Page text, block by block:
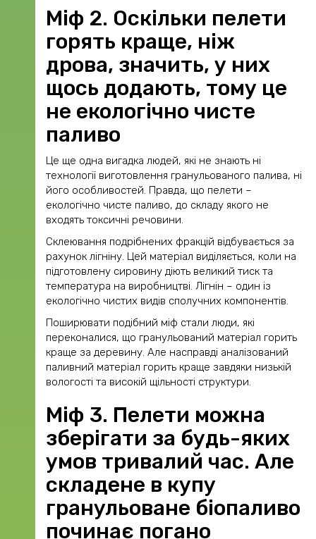
Міф 2. Оскільки пелети
горять краще, ніж
дрова, значить, у них
щось додають, тому це
не екологічно чисте
паливо
Це ще одна вигадка людей, які не знають ні
технології виготовлення гранульованого палива, ні
його особливостей. Правда, що пелети –
екологічно чисте паливо, до складу якого не
входять токсичні речовини.
Склеювання подрібнених фракцій відбувається за
рахунок лігніну. Цей матеріал виділяється, коли на
підготовлену сировину діють великий тиск та
температура на виробництві. Лігнін – один із
екологічно чистих видів сполучних компонентів.
Поширювати подібний міф стали люди, які
переконалися, що гранульований матеріал горить
краще за деревину. Але насправді аналізований
паливний матеріал горить краще завдяки низькій
вологості та високій щільності структури.
Міф 3. Пелети можна
зберігати за будь-яких
умов тривалий час. Але
складене в купу
гранульоване біопаливо
починає погано